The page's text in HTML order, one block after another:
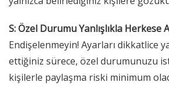
S: Özel Durumu Yanlışlıkla Herkese
Endişelenmeyin! Ayarları dikkatlice
ettiğiniz sürece, özel durumunuzu
kişilerle paylaşma riski minimum